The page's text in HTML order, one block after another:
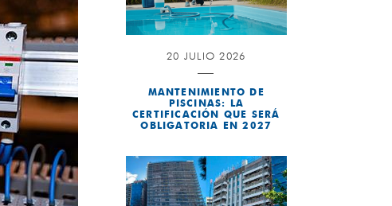
20 JULIO 2026
MANTENIMIENTO DE
PISCINAS: LA
CERTIFICACIÓN QUE SERÁ
OBLIGATORIA EN 2027